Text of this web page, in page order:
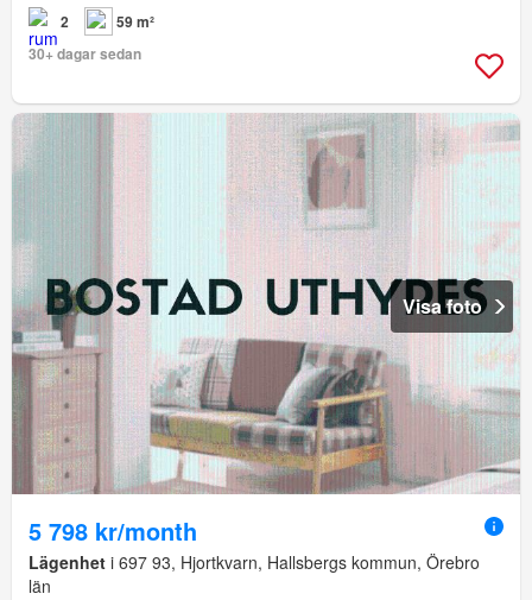
2
59 m²
30+ dagar sedan
Visa foto
5 798 kr/month
Lägenhet i 697 93, Hjortkvarn, Hallsbergs kommun, Örebro
län